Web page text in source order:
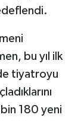
bu yıl ilk
tiyatroyu
180 yeni